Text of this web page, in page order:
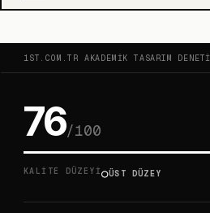
1ST.COM.TR AKADEMIK TASARIM
76/100
KALITE DÜZEYI○ÜST DÜZEY